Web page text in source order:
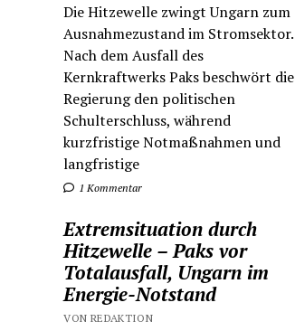
Die Hitzewelle zwingt Ungarn zum
Ausnahmezustand im Stromsektor.
Nach dem Ausfall des
Kernkraftwerks Paks beschwört die
Regierung den politischen
Schulterschluss, während
kurzfristige Notmaßnahmen und
langfristige
1 Kommentar
Extremsituation durch
Hitzewelle – Paks vor
Totalausfall, Ungarn im
Energie-Notstand
VON REDAKTION